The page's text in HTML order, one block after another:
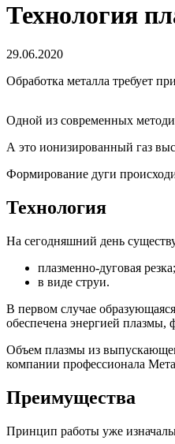
Технология
29.06.2020
Обработка металла требует
Одной из современных
А это ионизированный газ
Формирование дуги
Технология
На сегодняшний день
плазменно-дуговая резка;
в виде струи.
В первом случае
обеспечена энергией плазмы,
Объем плазмы из
компании профессионала
Преимущества
Принцип работы уже